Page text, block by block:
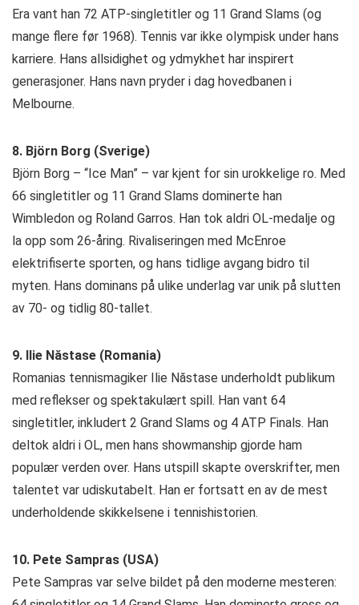
Era vant han 72 ATP-singletitler og 11 Grand Slams (og
mange flere før 1968). Tennis var ikke olympisk under hans
karriere. Hans allsidighet og ydmykhet har inspirert
generasjoner. Hans navn pryder i dag hovedbanen i
Melbourne.
8. Björn Borg (Sverige)
Björn Borg – “Ice Man” – var kjent for sin urokkelige ro. Med
66 singletitler og 11 Grand Slams dominerte han
Wimbledon og Roland Garros. Han tok aldri OL-medalje og
la opp som 26-åring. Rivaliseringen med McEnroe
elektrifiserte sporten, og hans tidlige avgang bidro til
myten. Hans dominans på ulike underlag var unik på slutten
av 70- og tidlig 80-tallet.
9. Ilie Năstase (Romania)
Romanias tennismagiker Ilie Năstase underholdt publikum
med reflekser og spektakulært spill. Han vant 64
singletitler, inkludert 2 Grand Slams og 4 ATP Finals. Han
deltok aldri i OL, men hans showmanship gjorde ham
populær verden over. Hans utspill skapte overskrifter, men
talentet var udiskutabelt. Han er fortsatt en av de mest
underholdende skikkelsene i tennishistorien.
10. Pete Sampras (USA)
Pete Sampras var selve bildet på den moderne mesteren: